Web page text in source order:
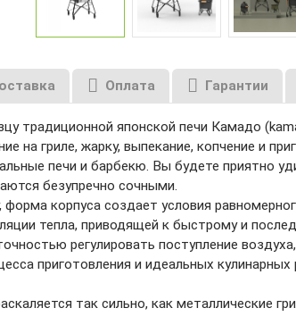
Оплата Гарантии
традиционной японской печи Камадо
на гриле, жарку, выпекание, копчение и
печи и барбекю. Вы будете приятно
безупречно сочными.
корпуса создает условия
тепла, приводящей к быстрому и
регулировать поступление
приготовления и идеальных кулинарных
так сильно, как металлические